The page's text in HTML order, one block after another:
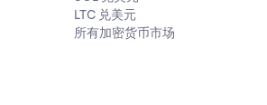
LTC 兑美元
所有加密货币市场